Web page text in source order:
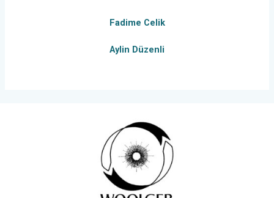
Fadime Celik
Aylin Düzenli